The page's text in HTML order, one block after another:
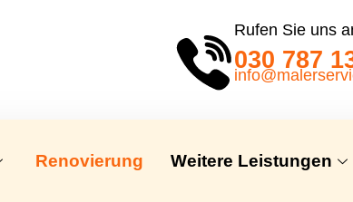
Rufen Sie uns
030 787
Renovierung Weitere Leistungen